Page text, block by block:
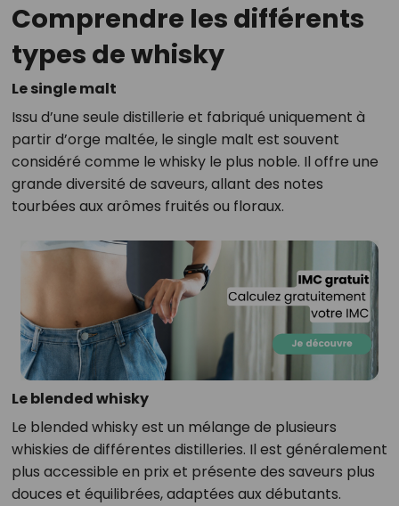
Comprendre les différents
types de whisky
Le single malt
Issu d’une seule distillerie et fabriqué uniquement à
partir d’orge maltée, le single malt est souvent
considéré comme le whisky le plus noble. Il offre une
grande diversité de saveurs, allant des notes
tourbées aux arômes fruités ou floraux.
Le blended whisky
Le blended whisky est un mélange de plusieurs
whiskies de différentes distilleries. Il est généralement
plus accessible en prix et présente des saveurs plus
douces et équilibrées, adaptées aux débutants.